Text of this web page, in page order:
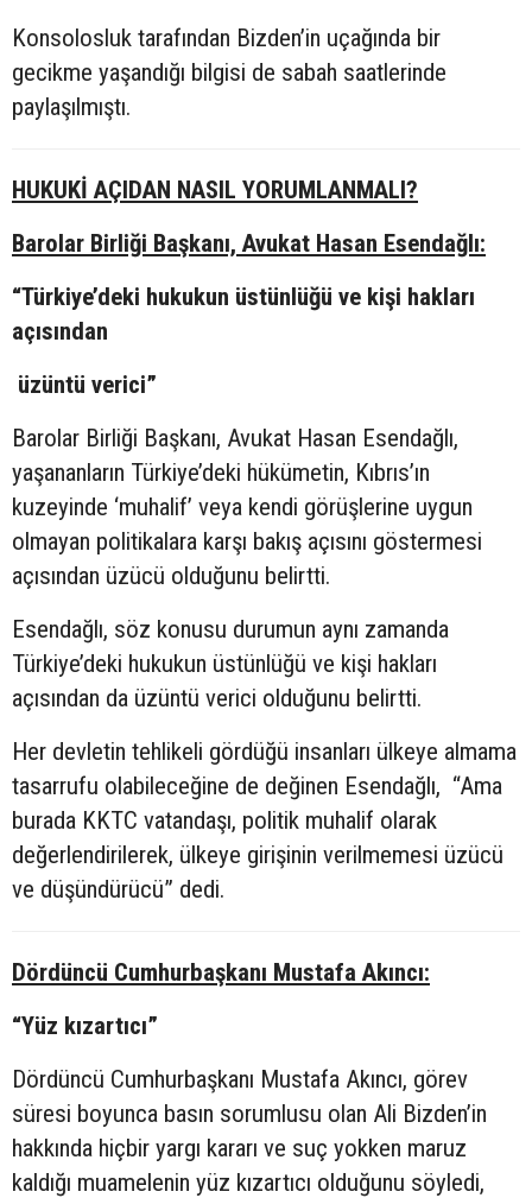
Konsolosluk tarafından Bizden’in uçağında bir
gecikme yaşandığı bilgisi de sabah saatlerinde
paylaşılmıştı.
HUKUKİ AÇIDAN NASIL YORUMLANMALI?
Barolar Birliği Başkanı, Avukat Hasan Esendağlı:
“Türkiye’deki hukukun üstünlüğü ve kişi hakları
açısından
üzüntü verici”
Barolar Birliği Başkanı, Avukat Hasan Esendağlı,
yaşananların Türkiye’deki hükümetin, Kıbrıs’ın
kuzeyinde ‘muhalif’ veya kendi görüşlerine uygun
olmayan politikalara karşı bakış açısını göstermesi
açısından üzücü olduğunu belirtti.
Esendağlı, söz konusu durumun aynı zamanda
Türkiye’deki hukukun üstünlüğü ve kişi hakları
açısından da üzüntü verici olduğunu belirtti.
Her devletin tehlikeli gördüğü insanları ülkeye almama
tasarrufu olabileceğine de değinen Esendağlı, “Ama
burada KKTC vatandaşı, politik muhalif olarak
değerlendirilerek, ülkeye girişinin verilmemesi üzücü
ve düşündürücü” dedi.
Dördüncü Cumhurbaşkanı Mustafa Akıncı:
“Yüz kızartıcı”
Dördüncü Cumhurbaşkanı Mustafa Akıncı, görev
süresi boyunca basın sorumlusu olan Ali Bizden’in
hakkında hiçbir yargı kararı ve suç yokken maruz
kaldığı muamelenin yüz kızartıcı olduğunu söyledi,